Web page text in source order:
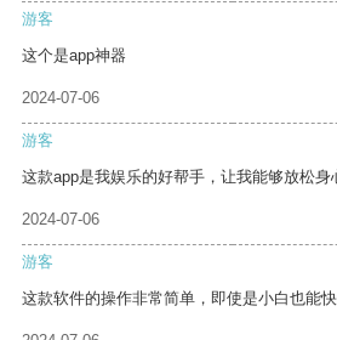
游客
这个是app神器
2024-07-06
游客
这款app是我娱乐的好帮手，让我能够放松身
2024-07-06
游客
这款软件的操作非常简单，即使是小白也能快